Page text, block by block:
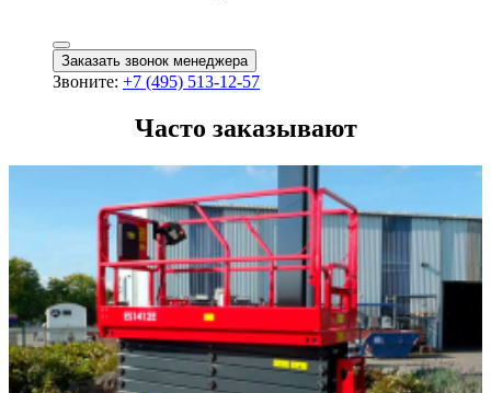
Заказать звонок менеджера
Звоните: +7 (495) 513-12-57
Часто заказывают